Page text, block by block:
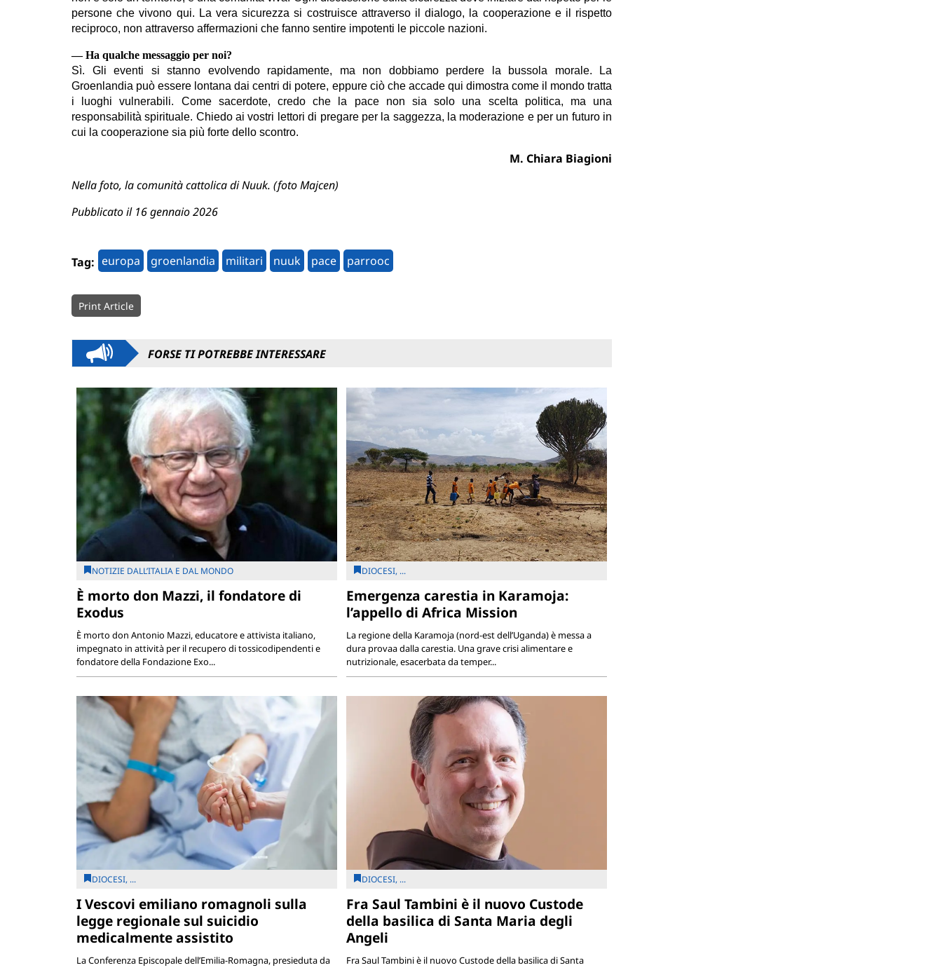
persone che vivono qui. La vera sicurezza si costruisce attraverso il dialogo, la cooperazione e il rispetto
reciproco, non attraverso affermazioni che fanno sentire impotenti le piccole nazioni.
— Ha qualche messaggio per noi?
Sì. Gli eventi si stanno evolvendo rapidamente, ma non dobbiamo perdere la bussola morale. La
Groenlandia può essere lontana dai centri di potere, eppure ciò che accade qui dimostra come il mondo tratta
i luoghi vulnerabili. Come sacerdote, credo che la pace non sia solo una scelta politica, ma una
responsabilità spirituale. Chiedo ai vostri lettori di pregare per la saggezza, la moderazione e per un futuro in
cui la cooperazione sia più forte dello scontro.
M. Chiara Biagioni
Nella foto, la comunità cattolica di Nuuk. (foto Majcen)
Pubblicato il 16 gennaio 2026
Tag: europa groenlandia militari nuuk pace parrooc
Print Article
FORSE TI POTREBBE INTERESSARE
NOTIZIE DALL’ITALIA E DAL MONDO
È morto don Mazzi, il fondatore di
Exodus
È morto don Antonio Mazzi, educatore e attivista italiano,
impegnato in attività per il recupero di tossicodipendenti e
fondatore della Fondazione Exo...
DIOCESI, ...
Emergenza carestia in Karamoja:
l’appello di Africa Mission
La regione della Karamoja (nord-est dell’Uganda) è messa a
dura provaa dalla carestia. Una grave crisi alimentare e
nutrizionale, esacerbata da temper...
DIOCESI, ...
I Vescovi emiliano romagnoli sulla
legge regionale sul suicidio
medicalmente assistito
La Conferenza Episcopale dell’Emilia-Romagna, presieduta da
DIOCESI, ...
Fra Saul Tambini è il nuovo Custode
della basilica di Santa Maria degli
Angeli
Fra Saul Tambini è il nuovo Custode della basilica di Santa